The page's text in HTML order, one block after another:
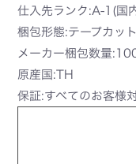
仕入先ランク:A-1(国
梱包形態:テープカット
メーカー梱包数量
原産国:TH
保証:すべてのお客様